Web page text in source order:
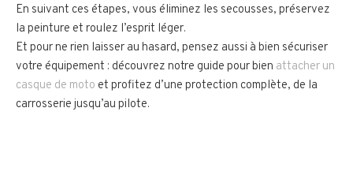
En suivant ces étapes, vous éliminez les secousses, préservez
la peinture et roulez l’esprit léger.
Et pour ne rien laisser au hasard, pensez aussi à bien sécuriser
votre équipement : découvrez notre guide pour bien attacher un
casque de moto et profitez d’une protection complète, de la
carrosserie jusqu’au pilote.